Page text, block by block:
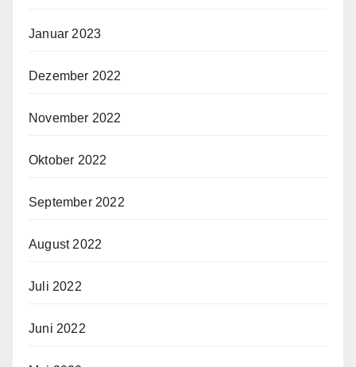
Januar 2023
Dezember 2022
November 2022
Oktober 2022
September 2022
August 2022
Juli 2022
Juni 2022